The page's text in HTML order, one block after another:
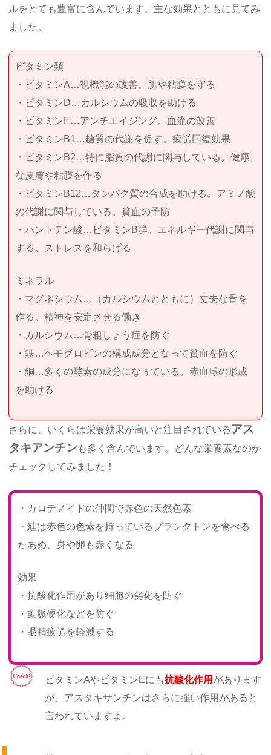
ルをとても豊富に含んでいます。主な効果とともに見てみ
ました。
ビタミン類
・ビタミンA…視機能の改善。肌や粘膜を守る
・ビタミンD…カルシウムの吸収を助ける
・ビタミンE…アンチエイジング。血流の改善
・ビタミンB1…糖質の代謝を促す。疲労回復効果
・ビタミンB2…特に脂質の代謝に関与している。健康
な皮膚や粘膜を作る
・ビタミンB12…タンパク質の合成を助ける。アミノ酸
の代謝に関与している。貧血の予防
・パントテン酸…ビタミンB群。エネルギー代謝に関与
する。ストレスを和らげる
ミネラル
・マグネシウム…（カルシウムとともに）丈夫な骨を
作る。精神を安定させる働き
・カルシウム…骨粗しょう症を防ぐ
・鉄…ヘモグロビンの構成成分となって貧血を防ぐ
・銅…多くの酵素の成分になぅている。赤血球の形成
を助ける
さらに、いくらは栄養効果が高いと注目されている アス
タキアンチン も多く含んでいます。どんな栄養素なのか
チェックしてみました！
・カロテノイドの仲間で赤色の天然色素
・鮭は赤色の色素を持っているプランクトンを食べる
たあめ、身や卵も赤くなる
効果
・抗酸化作用があり細胞の劣化を防ぐ
・動脈硬化などを防ぐ
・眼精疲労を軽減する
ビタミンAやビタミンEにも抗酸化作用 があります
が、アスタキサンチンはさらに強い作用があると
言われていますよ。